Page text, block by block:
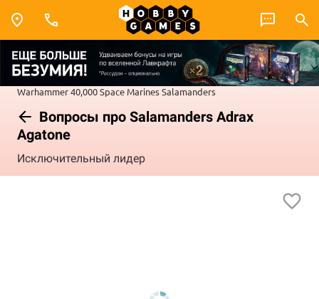
Warhammer 40,000Space MarinesSalamanders
Вопросы про Salamanders Adrax
Agatone
Исключительный лидер